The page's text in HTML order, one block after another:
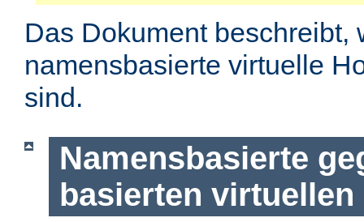
Das Dokument beschreibt,
namensbasierte virtuelle
sind.
Namensbasierte
basierten virtuellen